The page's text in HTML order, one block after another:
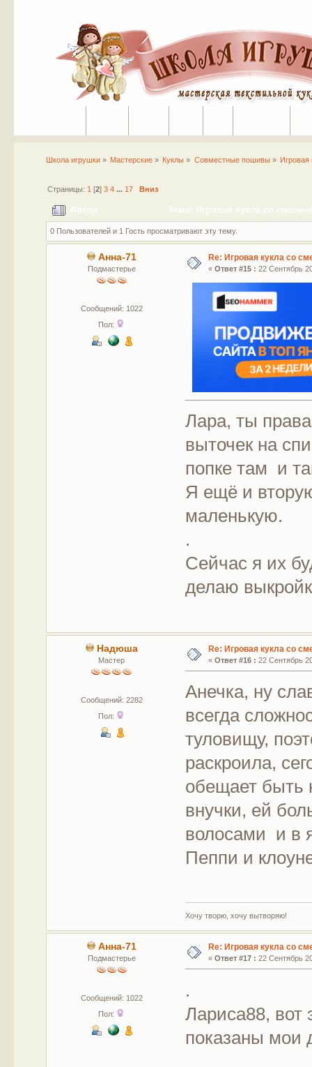
Школа игрушки» Мастерские » Куклы » Совместные пошивы» Игровая
Страницы: 1 [2] 3 4 ... 17 Вниз
Автор Тема: Игровая кукла со
0 Пользователей и 1 Гость просматривают эту тему.
Анна-71
Подмастерье
Сообщений: 1022
Пол:
Re: Игровая кукла со
« Ответ #15 : 22 Сентябрь
Лара, ты
выточек на
попке там и
Я ещё и
маленькую.
.
Сейчас я их
делаю
Надюша
Мастер
Сообщений: 2282
Пол:
Re: Игровая кукла со
« Ответ #16 : 22 Сентябрь
Анечка, ну
всегда
туловищу,
раскроила,
обещает быть
внучки, ей
волосами и в
Пеппи и
Хочу творю, хочу вытворяю!
Анна-71
Подмастерье
Сообщений: 1022
Пол:
Re: Игровая кукла со
« Ответ #17 : 22 Сентябрь
.
Лариса88, вот
показаны мои